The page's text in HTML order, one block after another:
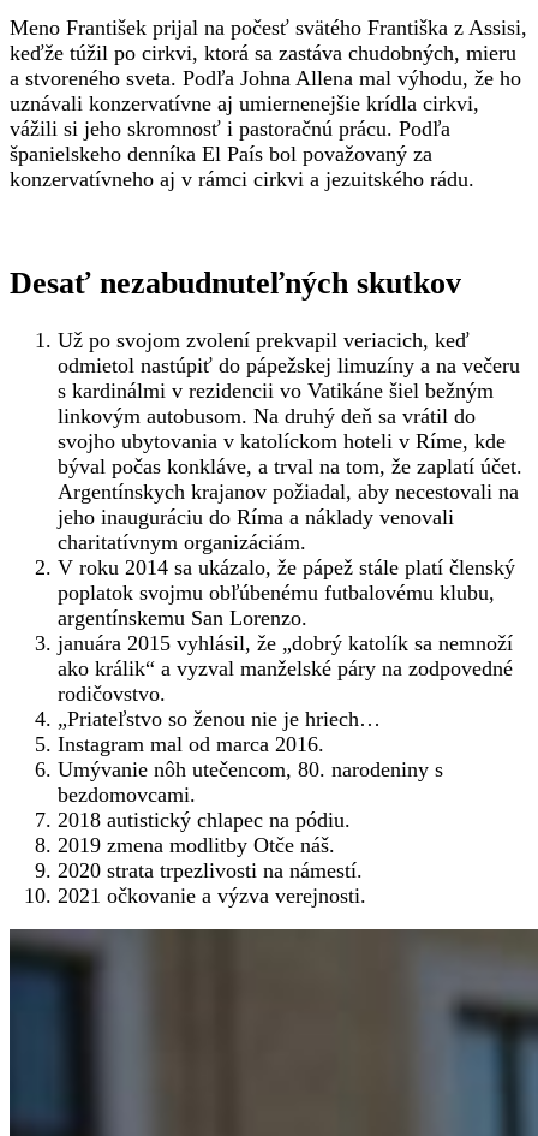
Meno František prijal na počesť svätého Františka z Assisi,
keďže túžil po cirkvi, ktorá sa zastáva chudobných, mieru
a stvoreného sveta. Podľa Johna Allena mal výhodu, že ho
uznávali konzervatívne aj umiernenejšie krídla cirkvi,
vážili si jeho skromnosť i pastoračnú prácu. Podľa
španielskeho denníka El País bol považovaný za
konzervatívneho aj v rámci cirkvi a jezuitského rádu.
Desať nezabudnuteľných skutkov
Už po svojom zvolení prekvapil veriacich, keď
odmietol nastúpiť do pápežskej limuzíny a na večeru
s kardinálmi v rezidencii vo Vatikáne šiel bežným
linkovým autobusom. Na druhý deň sa vrátil do
svojho ubytovania v katolíckom hoteli v Ríme, kde
býval počas konkláve, a trval na tom, že zaplatí účet.
Argentínskych krajanov požiadal, aby necestovali na
jeho inauguráciu do Ríma a náklady venovali
charitatívnym organizáciám.
V roku 2014 sa ukázalo, že pápež stále platí členský
poplatok svojmu obľúbenému futbalovému klubu,
argentínskemu San Lorenzo.
januára 2015 vyhlásil, že „dobrý katolík sa nemnoží
ako králik“ a vyzval manželské páry na zodpovedné
rodičovstvo.
„Priateľstvo so ženou nie je hriech…
Instagram mal od marca 2016.
Umývanie nôh utečencom, 80. narodeniny s
bezdomovcami.
2018 autistický chlapec na pódiu.
2019 zmena modlitby Otče náš.
2020 strata trpezlivosti na námestí.
2021 očkovanie a výzva verejnosti.